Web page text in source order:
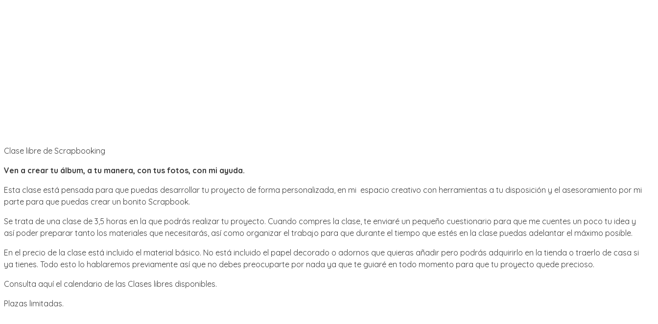
Clase libre de Scrapbooking
Ven a crear tu álbum, a tu manera, con tus fotos, con mi ayuda.
Esta clase está pensada para que puedas desarrollar tu proyecto de forma personalizada, en mi espacio creativo con herramientas a tu disposición y el asesoramiento por mi
parte para que puedas crear un bonito Scrapbook.
Se trata de una clase de 3,5 horas en la que podrás realizar tu proyecto. Cuando compres la clase, te enviaré un pequeño cuestionario para que me cuentes un poco tu idea y
así poder preparar tanto los materiales que necesitarás, así como organizar el trabajo para que durante el tiempo que estés en la clase puedas adelantar el máximo posible.
En el precio de la clase está incluido el material básico. No está incluido el papel decorado o adornos que quieras añadir pero podrás adquirirlo en la tienda o traerlo de casa si
ya tienes. Todo esto lo hablaremos previamente así que no debes preocuparte por nada ya que te guiaré en todo momento para que tu proyecto quede precioso.
Consulta aquí el calendario de las Clases libres disponibles.
Plazas limitadas.